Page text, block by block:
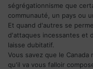
ségrégationnisme que
communauté, un pays ou
Et quand d'autres se
d'attaques incessantes et
laisse dubitatif.
Vous savez que le
qu'il va vous falloir